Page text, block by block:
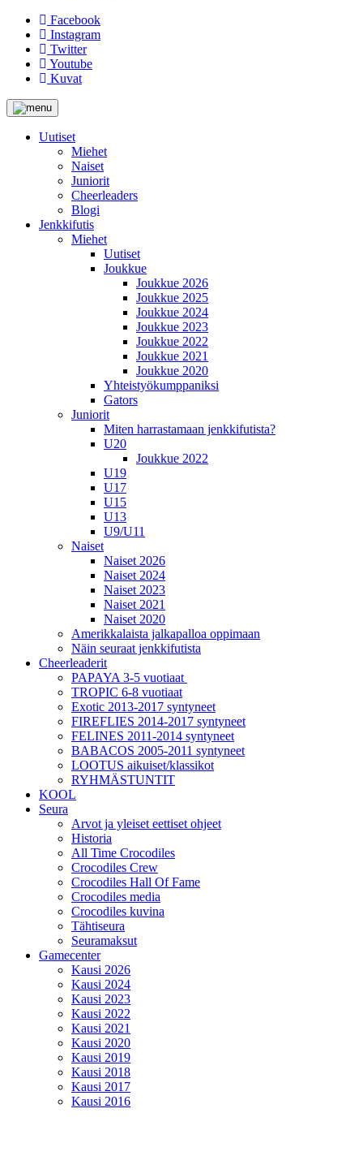
Facebook
Instagram
Twitter
Youtube
Kuvat
Uutiset
Miehet
Naiset
Juniorit
Cheerleaders
Blogi
Jenkkifutis
Miehet
Uutiset
Joukkue
Joukkue 2026
Joukkue 2025
Joukkue 2024
Joukkue 2023
Joukkue 2022
Joukkue 2021
Joukkue 2020
Yhteistyökumppaniksi
Gators
Juniorit
Miten harrastamaan jenkkifutista?
U20
Joukkue 2022
U19
U17
U15
U13
U9/U11
Naiset
Naiset 2026
Naiset 2024
Naiset 2023
Naiset 2021
Naiset 2020
Amerikkalaista jalkapalloa oppimaan
Näin seuraat jenkkifutista
Cheerleaderit
PAPAYA 3-5 vuotiaat
TROPIC 6-8 vuotiaat
Exotic 2013-2017 syntyneet
FIREFLIES 2014-2017 syntyneet
FELINES 2011-2014 syntyneet
BABACOS 2005-2011 syntyneet
LOOTUS aikuiset/klassikot
RYHMÄSTUNTIT
KOOL
Seura
Arvot ja yleiset eettiset ohjeet
Historia
All Time Crocodiles
Crocodiles Crew
Crocodiles Hall Of Fame
Crocodiles media
Crocodiles kuvina
Tähtiseura
Seuramaksut
Gamecenter
Kausi 2026
Kausi 2024
Kausi 2023
Kausi 2022
Kausi 2021
Kausi 2020
Kausi 2019
Kausi 2018
Kausi 2017
Kausi 2016